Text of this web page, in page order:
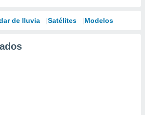
de lluvia Satélites Modelos